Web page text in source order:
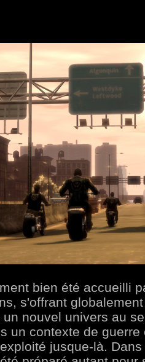
bien été accueilli
s'offrant
nouvel univers au
un contexte de guerre
jusque-là.